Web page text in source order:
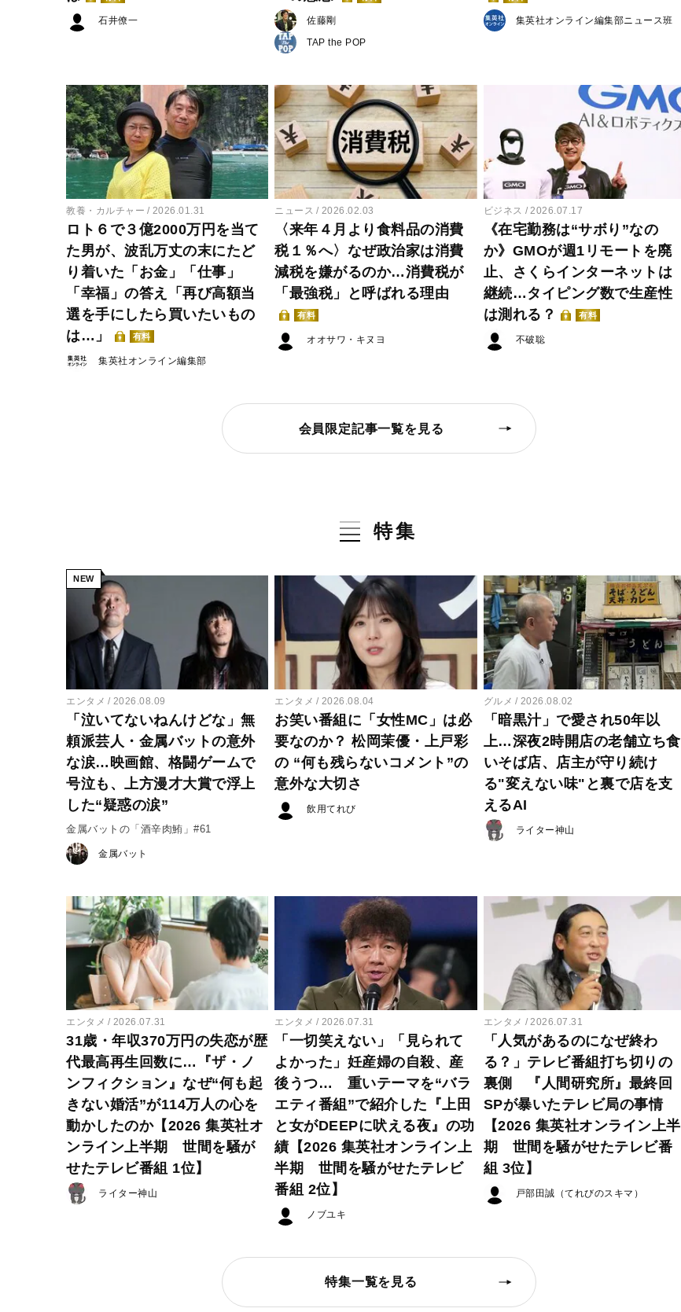
石井僚一
佐藤剛
TAP the POP
集英社オンライン編集部ニュース班
教養・カルチャー 2026.01.31
ロト６で３億2000万円を当て
た男が、波乱万丈の末にたど
り着いた「お金」「仕事」
「幸福」の答え「再び高額当
選を手にしたら買いたいもの
は…」
有料
集英社オンライン編集部
ニュース 2026.02.03
〈来年４月より食料品の消費
税１％へ〉なぜ政治家は消費
減税を嫌がるのか…消費税が
「最強税」と呼ばれる理由
有料
オオサワ・キヌヨ
ビジネス 2026.07.17
《在宅勤務は“サボり”なの
か》GMOが週1リモートを廃
止、さくらインターネットは
継続…タイピング数で生産性
は測れる？
有料
不破聡
会員限定記事一覧を見る
特集
NEW
エンタメ 2026.08.09
「泣いてないねんけどな」無
頼派芸人・金属バットの意外
な涙…映画館、格闘ゲームで
号泣も、上方漫才大賞で浮上
した“疑惑の涙”
金属バットの「酒辛肉鮪」#61
金属バット
エンタメ 2026.08.04
お笑い番組に「女性MC」は必
要なのか？ 松岡茉優・上戸彩
の “何も残らないコメント”の
意外な大切さ
飲用てれび
グルメ 2026.08.02
「暗黒汁」で愛され50年以
上…深夜2時開店の老舗立ち食
いそば店、店主が守り続け
る"変えない味"と裏で店を支
えるAI
ライター神山
エンタメ 2026.07.31
31歳・年収370万円の失恋が歴
代最高再生回数に…『ザ・ノ
ンフィクション』なぜ“何も起
きない婚活”が114万人の心を
動かしたのか【2026 集英社オ
ンライン上半期 世間を騒が
せたテレビ番組 1位】
ライター神山
エンタメ 2026.07.31
「一切笑えない」「見られて
よかった」妊産婦の自殺、産
後うつ… 重いテーマを“バラ
エティ番組”で紹介した『上田
と女がDEEPに吠える夜』の功
績【2026 集英社オンライン上
半期 世間を騒がせたテレビ
番組 2位】
ノブユキ
エンタメ 2026.07.31
「人気があるのになぜ終わ
る？」テレビ番組打ち切りの
裏側 『人間研究所』最終回
SPが暴いたテレビ局の事情
【2026 集英社オンライン上半
期 世間を騒がせたテレビ番
組 3位】
戸部田誠（てれびのスキマ）
特集一覧を見る